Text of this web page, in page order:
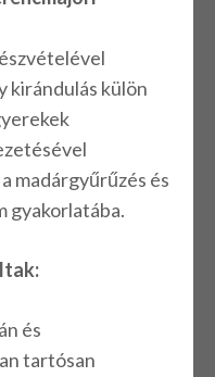
kirándulás külön
madárgyűrűzés és
gyakorlatába.
és
tartósan